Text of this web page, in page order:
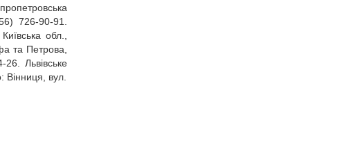
726‑90‑91.
обл.,
та Петрова,
Львівське
Вінниця, вул.